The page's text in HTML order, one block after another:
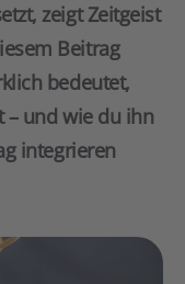
zeigt Zeitgeist
Beitrag
bedeutet,
– und wie du ihn
integrieren